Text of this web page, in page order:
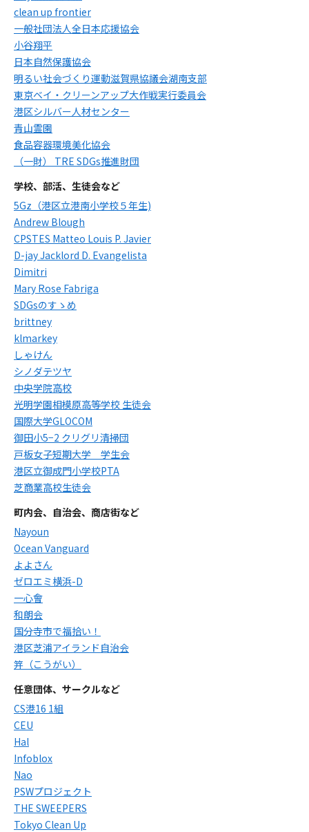
clean up frontier
一般社団法人全日本応援協会
小谷翔平
日本自然保護協会
明るい社会づくり運動滋賀県協議会湖南支部
東京ベイ・クリーンアップ大作戦実行委員会
港区シルバー人材センター
青山霊園
食品容器環境美化協会
（一財） TRE SDGs推進財団
学校、部活、生徒会など
5Gz（港区立港南小学校５年生)
Andrew Blough
CPSTES Matteo Louis P. Javier
D-jay Jacklord D. Evangelista
Dimitri
Mary Rose Fabriga
SDGsのすゝめ
brittney
klmarkey
しゃけん
シノダテツヤ
中央学院高校
光明学園相模原高等学校 生徒会
国際大学GLOCOM
御田小5−2 クリグリ清掃団
戸板女子短期大学 学生会
港区立御成門小学校PTA
芝商業高校生徒会
町内会、自治会、商店街など
Nayoun
Ocean Vanguard
よよさん
ゼロエミ横浜-D
一心會
和朗会
国分寺市で福拾い！
港区芝浦アイランド自治会
笄（こうがい）
任意団体、サークルなど
CS港16 1組
CEU
Hal
Infoblox
Nao
PSWプロジェクト
THE SWEEPERS
Tokyo Clean Up